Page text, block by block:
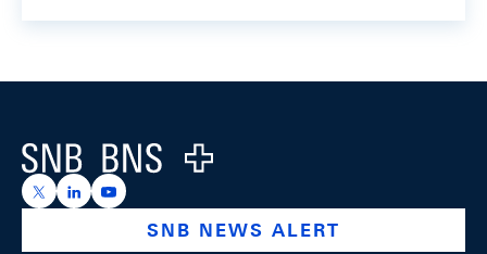
Logo
https://x.com/snb_bns
https://ch.linkedin.com/company/swiss-national-
https://www.youtube.com/@swissnationalbank
SNB NEWS ALERT